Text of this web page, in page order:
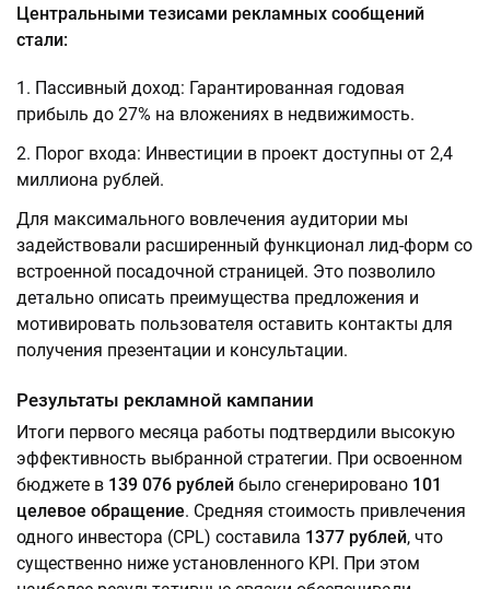
Центральными тезисами рекламных сообщений
стали:
Пассивный доход: Гарантированная годовая
прибыль до 27% на вложениях в недвижимость.
Порог входа: Инвестиции в проект доступны от 2,4
миллиона рублей.
Для максимального вовлечения аудитории мы
задействовали расширенный функционал лид-форм со
встроенной посадочной страницей. Это позволило
детально описать преимущества предложения и
мотивировать пользователя оставить контакты для
получения презентации и консультации.
Результаты рекламной кампании
Итоги первого месяца работы подтвердили высокую
эффективность выбранной стратегии. При освоенном
бюджете в 139 076 рублей было сгенерировано 101
целевое обращение. Средняя стоимость привлечения
одного инвестора (CPL) составила 1377 рублей, что
существенно ниже установленного KPI. При этом